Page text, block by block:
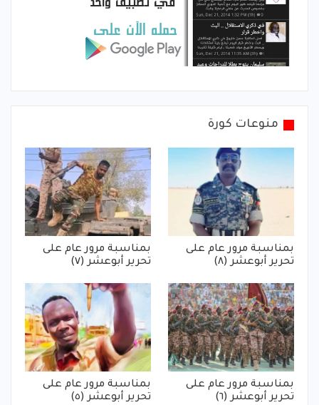
منوعات كورة
بمناسبة مرور عام على
تحرير أبوعشر (٨)
بمناسبة مرور عام على
تحرير أبوعشر (٧)
بمناسبة مرور عام على
تحرير أبوعشر (٦)
بمناسبة مرور عام على
تحرير أبوعشر (٥)